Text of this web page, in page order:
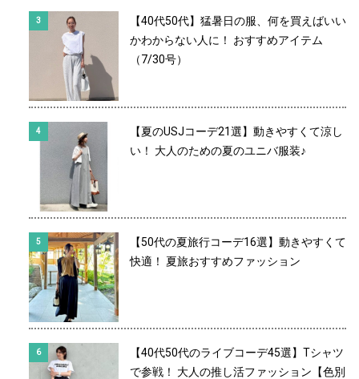
【40代50代】猛暑日の服、何を買えばいい
かわからない人に！ おすすめアイテム
（7/30号）
【夏のUSJコーデ21選】動きやすくて涼し
い！ 大人のための夏のユニバ服装♪
【50代の夏旅行コーデ16選】動きやすくて
快適！ 夏旅おすすめファッション
【40代50代のライブコーデ45選】Tシャツ
で参戦！ 大人の推し活ファッション【色別